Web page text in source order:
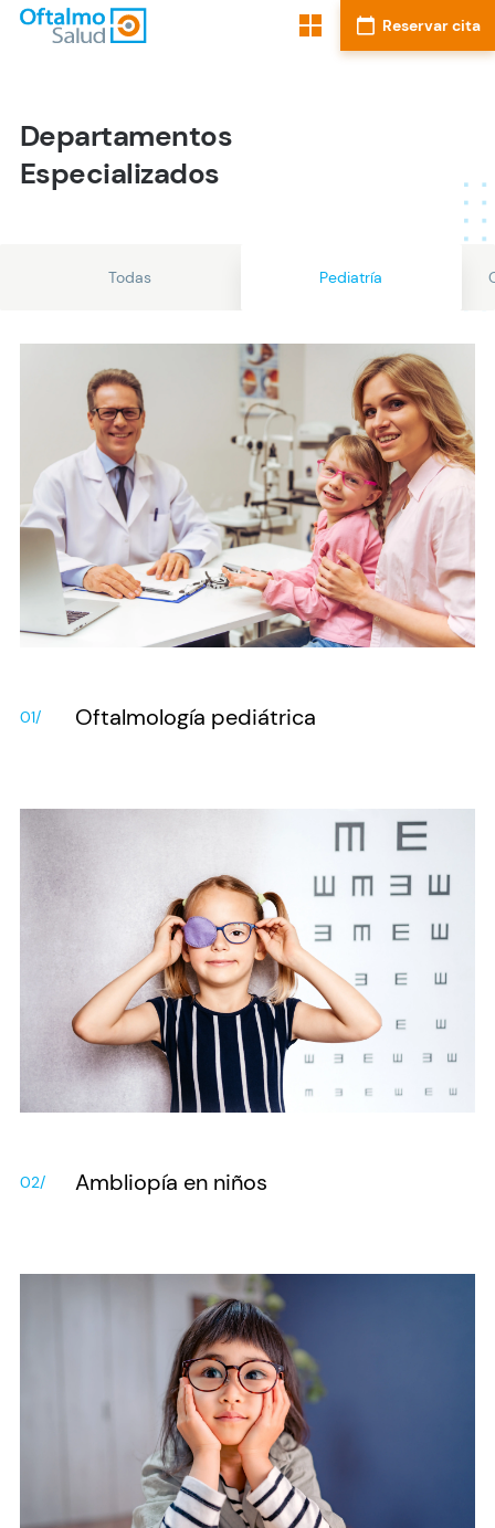
Departamentos
Especializados
Todas Pediatría
01/ Oftalmología pediátrica
02/ Ambliopía en niños